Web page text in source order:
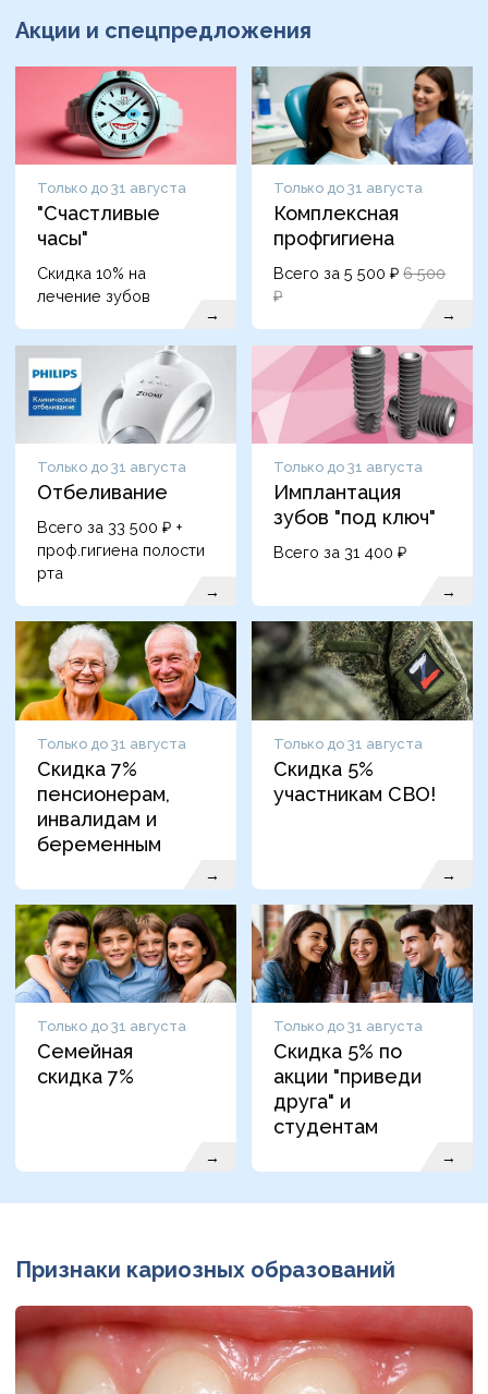
Акции и спецпредложения
Только до 31 августа
"Счастливые
часы"
Скидка 10% на
лечение зубов
→
Только до 31 августа
Комплексная
профгигиена
Всего за 5 500 ₽6 500
₽
→
Только до 31 августа
Отбеливание
Всего за 33 500 ₽ +
проф.гигиена полости
рта
→
Только до 31 августа
Имплантация
зубов "под ключ"
Всего за 31 400 ₽
→
Только до 31 августа
Скидка 7%
пенсионерам,
инвалидам и
беременным
→
Только до 31 августа
Скидка 5%
участникам СВО!
→
Только до 31 августа
Семейная
скидка 7%
→
Только до 31 августа
Скидка 5% по
акции "приведи
друга" и
студентам
→
Признаки кариозных образований